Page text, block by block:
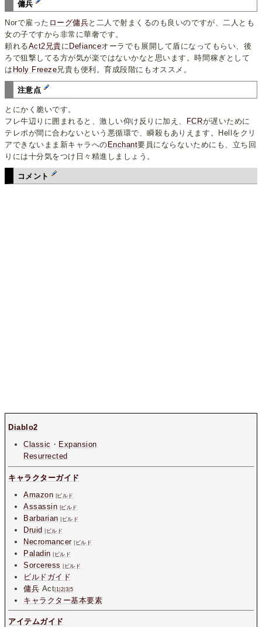
傭兵
Norで雇った ローグ傭兵と二人で射まくるのも良いのですが、二人とも
女の子ですから非常に華奢です。
頼れるAct2兄貴に Defianceオーラでも展開して盾になってもらい、後
ろで狙撃してる方が気が楽ではないかなと思います。時間稼ぎとして
は Holy Freeze兄貴も便利。育成段階にもオススメ。
注意点
とにかく脆いです。
フレ牛辺りに囲まれると、激しい仰け反りに加え、 FCRが遅いために
テレポが間に合わないという悪循環で、瞬殺もありえます。Hellをクリ
アできないまま新キャラへのEnchant要員にならないためにも、立ち回
りには十分気をつけ日々精進しましょう。
コメント
Diablo2
Classic ・ Expansion
Resurrected
キャラクターガイド
Amazon
ビルド
Assassin ビルド
Barbarian ビルド
Druid ビルド
Necromancer| ビルド
Paladin ビルド
Sorceress ビルド
ビルドガイド
傭兵 Act 1 2 3 5
キャラクター基本要素
アイテムガイド